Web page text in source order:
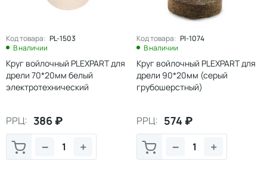
Код товара: PL-1503
В наличии
Круг войлочный PLEXPART для
дрели 70*20мм белый
электротехнический
РРЦ: 386₽
+
−
Код товара: Pl-1074
В наличии
Круг войлочный PLEXPART для
дрели 90*20мм (серый
грубошерстный)
РРЦ: 574 ₽
+
−